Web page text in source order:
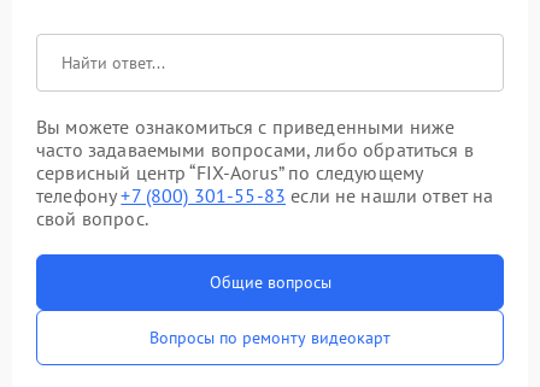
Вы можете ознакомиться с приведенными ниже
часто задаваемыми вопросами, либо обратиться в
сервисный центр “FIX-Aorus” по следующему
телефону+7 (800) 301-55-83 если не нашли ответ на
свой вопрос.
Общие вопросы
Вопросы по ремонту видеокарт